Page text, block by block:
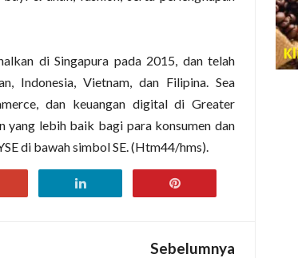
di Singapura pada 2015, dan telah
Indonesia, Vietnam, dan Filipina. Sea
dan keuangan digital di Greater
yang lebih baik bagi para konsumen dan
di bawah simbol SE. (Htm44/hms).
Sebelumnya